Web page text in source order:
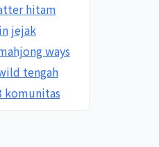
hitam
jejak
ways
tengah
komunitas